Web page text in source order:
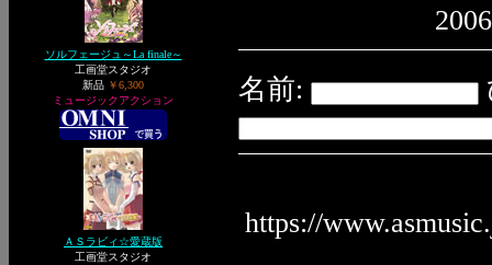
ソルフェージュ～La finale～
工画堂スタジオ
新品 ￥6,300
ミュージックアクション
ＡＳラビィ☆愛蔵版
工画堂スタジオ
名前:
https://